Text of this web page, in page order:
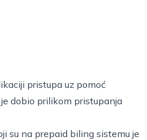
pristupa uz pomoć
dobio prilikom pristupanja
su na prepaid biling sistemu je